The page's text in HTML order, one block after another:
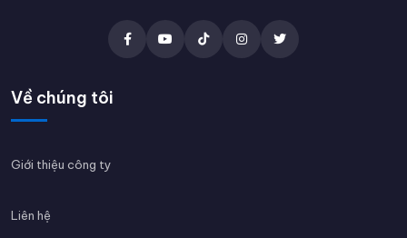
Về chúng tôi
Giới thiệu công ty
Liên hệ